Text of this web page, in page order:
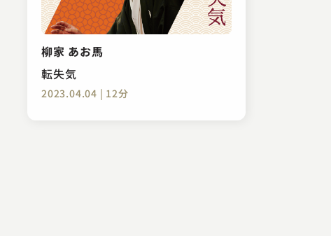
柳家 あお馬
転失気
2023.04.04 | 12分